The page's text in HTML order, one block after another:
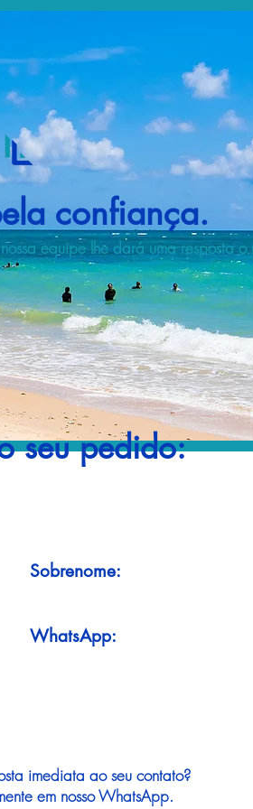
confiança.
equipe lhe dará uma resposta o
seu pedido:
Sobrenome:
WhatsApp:
imediata ao seu contato?
em nosso WhatsApp.